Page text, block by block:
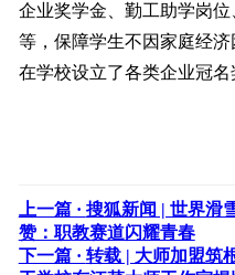
企业奖学金、勤工助学岗
等，保障学生不因家庭经
在学校设立了各类企业冠名
上一篇 · 搜狐新闻 | 世界滑
赞：职教赛道闪耀青春
下一篇 · 转载 | 大师加盟筑